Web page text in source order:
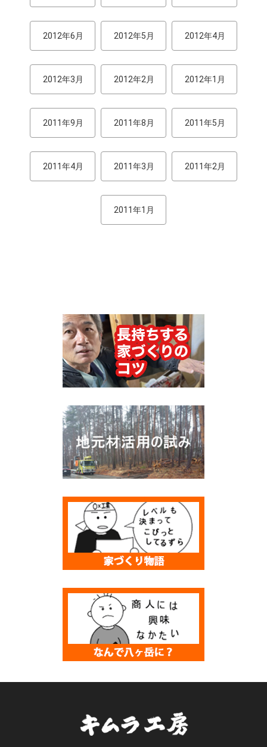
2012年6月 2012年5月 2012年4月
2012年3月 2012年2月 2012年1月
2011年9月 2011年8月 2011年5月
2011年4月 2011年3月 2011年2月
2011年1月